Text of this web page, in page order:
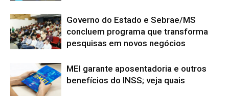
Governo do Estado e Sebrae/MS
concluem programa que transforma
pesquisas em novos negócios
MEI garante aposentadoria e outros
benefícios do INSS; veja quais